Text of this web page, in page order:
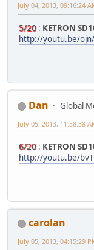
July 04, 2013, 09:16:24
5/20: KETRON
http://youtu.be/
Dan
Global
July 05, 2013, 11:58:38
6/20: KETRON
http://youtu.be/
carolan
July 05, 2013, 04:15:29